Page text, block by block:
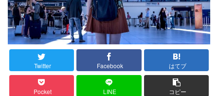
Twitter Facebook はてブ
Pocket LINE コピー